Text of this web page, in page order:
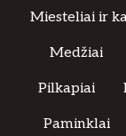
Miesteliai ir
Medžiai
Pilkapiai
Paminklai